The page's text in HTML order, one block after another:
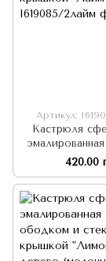
Артикул:
Кастрюля
ободком и
крышкой
420.00